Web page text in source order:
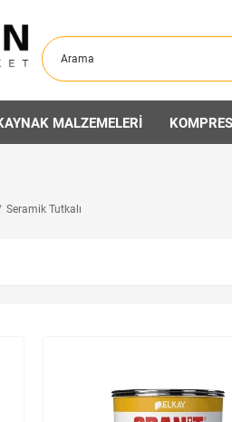
MALZEMELERİ
Seramik Tutkalı